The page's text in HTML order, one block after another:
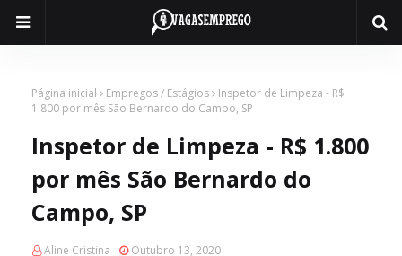
Página inicial Empregos / Estágios
Inspetor de Limpeza - R$
1.800 por mês São Bernardo do Campo, SP
Inspetor de Limpeza - R$ 1.800
por mês São Bernardo do
Campo, SP
Aline Cristina Outubro 13, 2020